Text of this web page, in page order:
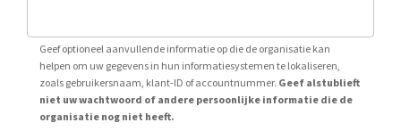
Geef optioneel aanvullende informatie op die de organisatie kan
helpen om uw gegevens in hun informatiesystemen te lokaliseren,
zoals gebruikersnaam, klant-ID of accountnummer. Geef alstublieft
niet uw wachtwoord of andere persoonlijke informatie die de
organisatie nog niet heeft.